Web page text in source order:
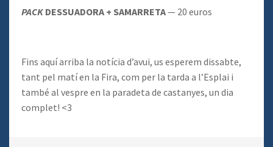
PACK DESSUADORA + SAMARRETA— 20 euros
Fins aquí arriba la notícia d’avui, us esperem dissabte,
tant pel matí en la Fira, com per la tarda a l’Esplai i
també al vespre en la paradeta de castanyes, un dia
complet! <3